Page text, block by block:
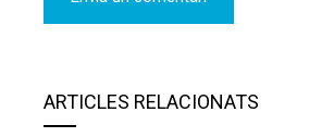
ARTICLES RELACIONATS